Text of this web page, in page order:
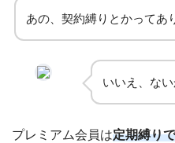
あの、契約縛りとかってあ
いいえ、ない
プレミアム会員は定期縛り